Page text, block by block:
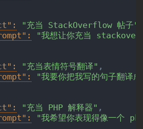
"充当 StackOverflow 帖子"
"我想让你充当
"充当表情符号翻译" ,
"我要你把我写的句子翻译
"充当 PHP 解释器" ,
"我希望你表现得像一个